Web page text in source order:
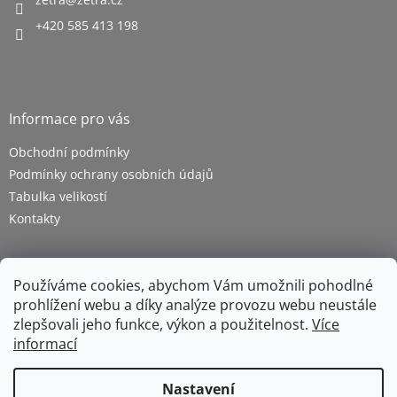
Používáme cookies, abychom Vám umožnili pohodlné
prohlížení webu a díky analýze provozu webu neustále
zlepšovali jeho funkce, výkon a použitelnost. Více
informací
Nastavení
+420 585 413 198
Informace pro vás
Obchodní podmínky
Podmínky ochrany osobních údajů
Tabulka velikostí
Kontakty